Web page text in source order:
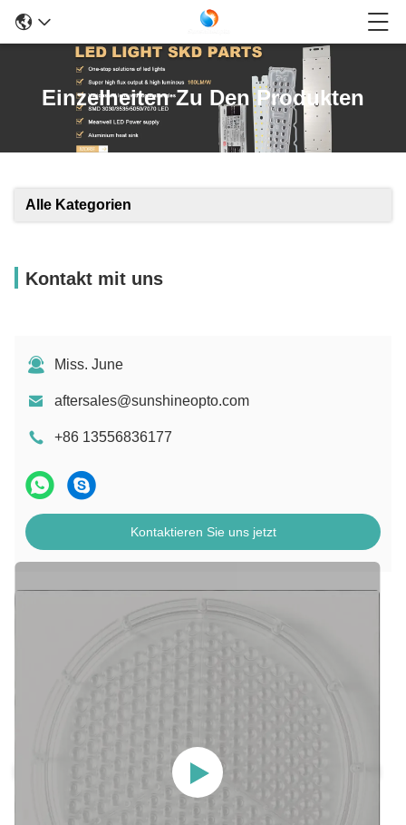
Einzelheiten Zu Den Produkten
Alle Kategorien
Kontakt mit uns
Miss. June
aftersales@sunshineopto.com
+86 13556836177
Kontaktieren Sie uns jetzt